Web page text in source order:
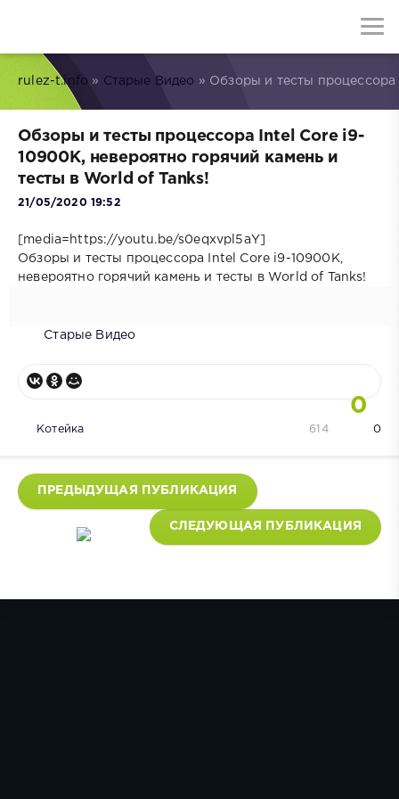
rulez-t.info » Старые Видео » Обзоры и тесты
Обзоры и тесты процессора Intel Core i9-
10900K, невероятно горячий камень и
тесты в World of Tanks!
21/05/2020 19:52
[media=https://youtu.be/s0eqxvpl5aY]
Обзоры и тесты процессора Intel Core i9-10900K,
невероятно горячий камень и тесты в World of Tanks!
Старые Видео
0
Котейка 0
614
ПРЕДЫДУЩАЯ ПУБЛИКАЦИЯ
СЛЕДУЮЩАЯ ПУБЛИКАЦИЯ